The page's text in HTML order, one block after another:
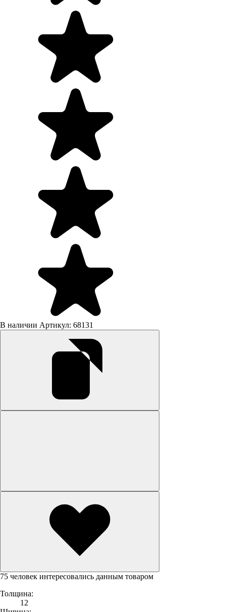
В наличии Артикул: 68131
75 человек интересовались данным товаром
Толщина:
12